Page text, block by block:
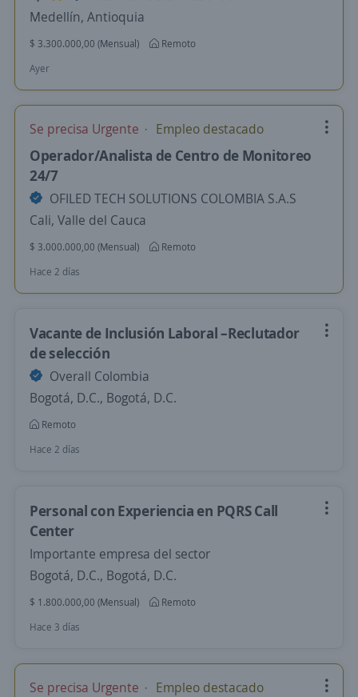
Medellín, Antioquia
$ 3.300.000,00 (Mensual)
Remoto
Ayer
Se precisa Urgente Empleo destacado
Operador/Analista de Centro de Monitoreo
24/7
OFILED TECH SOLUTIONS COLOMBIA S.A.S
Cali, Valle del Cauca
$ 3.000.000,00 (Mensual)
Remoto
Hace 2 días
Vacante de Inclusión Laboral –Reclutador
de selección
Overall Colombia
Bogotá, D.C., Bogotá, D.C.
Remoto
Hace 2 días
Personal con Experiencia en PQRS Call
Center
Importante empresa del sector
Bogotá, D.C., Bogotá, D.C.
$ 1.800.000,00 (Mensual)
Remoto
Hace 3 días
Se precisa Urgente Empleo destacado